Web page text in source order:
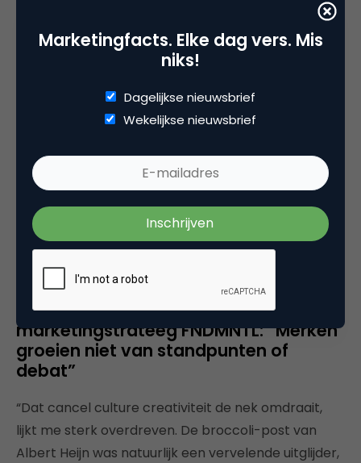
opgedrongen schoonheidsideaal vrouwonvriendelijk
is, werd het kunstwerk online afgebrand. Dit
in een andere vorm. Wellicht is de lading van het
kunstwerk nu nog beter dan voor de online calling
out. Dat laatste zou betekenen dat de cancel
culture creativiteit ook kan versterken. Alleen kan
en durf je dat risico te nemen? Commercieel gezien
is er vaak niet het lef om deze grens op te zoeken.
Het genereert weliswaar extra exposure, maar is
dat de kans om imagoschade op te lopen waard?”
Rob Revet MBM SMP | Merk- en
marketingstrateeg FNDMNTL: “Merken
groeien niet van standpunten of
debat”
“Dat cancel culture creativiteit de nek omdraait,
lijkt me sterk overdreven. De broccoli-post van
Albert Heijn was natuurlijk een vervelende uitglijder,
Marketingfacts. Elke dag vers. Mis
niks!
Dagelijkse nieuwsbrief
Wekelijkse nieuwsbrief